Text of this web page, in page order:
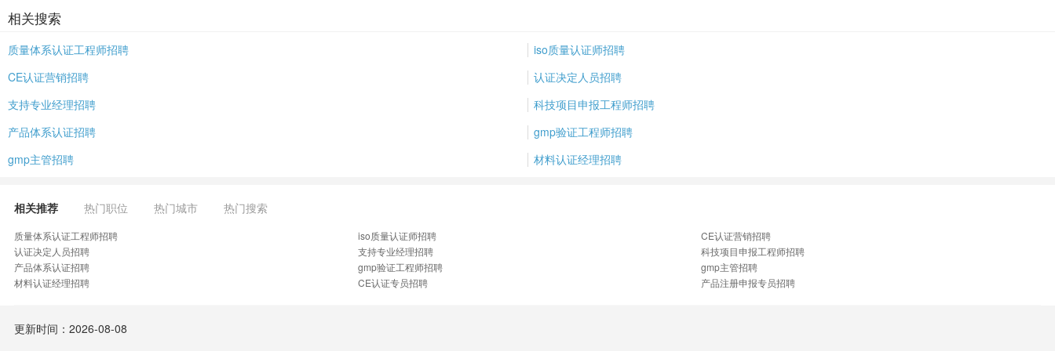
相关搜索
质量体系认证工程师招聘
iso质量认证师招聘
CE认证营销招聘
认证决定人员招聘
支持专业经理招聘
科技项目申报工程师招聘
产品体系认证招聘
gmp验证工程师招聘
gmp主管招聘
材料认证经理招聘
相关推荐 热门职位 热门城市 热门搜索
质量体系认证工程师招聘 iso质量认证师招聘
CE认证营销招聘
认证决定人员招聘
支持专业经理招聘
科技项目申报工程师招聘
产品体系认证招聘
gmp验证工程师招聘
gmp主管招聘
材料认证经理招聘
CE认证专员招聘 产品注册申报专员招聘
更新时间：2026-08-08